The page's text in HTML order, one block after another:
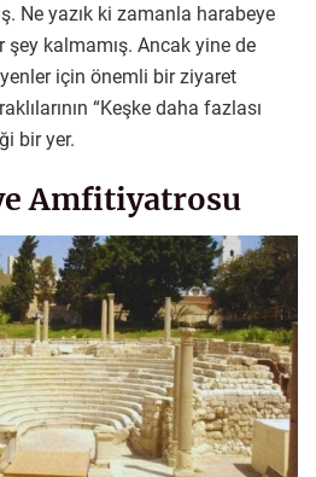
Ne yazık ki zamanla harabeye
kalmamış. Ancak yine de
için önemli bir ziyaret
“Keşke daha fazlası
bir yer.
Amfitiyatrosu